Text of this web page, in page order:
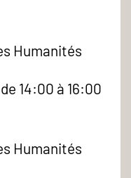
Humanités
14:00 à 16:00
Humanités